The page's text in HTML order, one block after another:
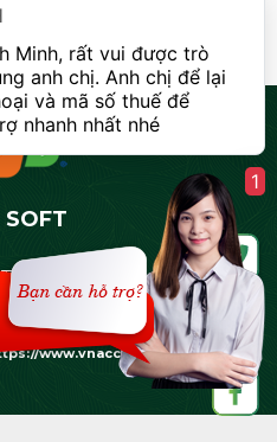
SOFT
nhà KengNam,Khu E6,
Giấy, Hà Nội
www.vnaccs.vn/
Minh, rất vui được trò
anh chị. Anh chị để lại
và mã số thuế để
nhanh nhất nhé
1